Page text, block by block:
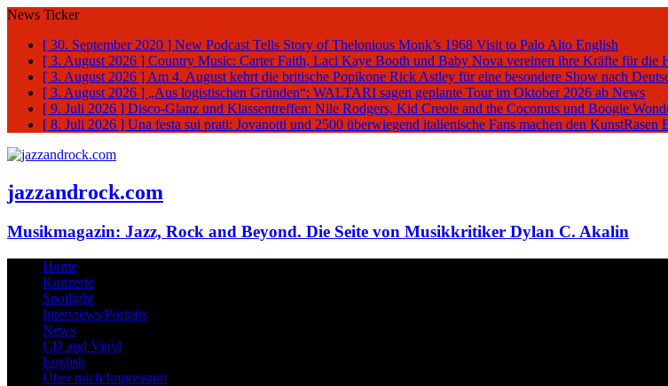
News Ticker
[ 30. September 2020 ] New Podcast Tells Story of Thelonious Monk’s 1968 Visit to Palo Alto English
[ 3. August 2026 ] Country Music: Carter Faith, Laci Kaye Booth und Baby Nova vereinen ihre Kräfte für die
[ 3. August 2026 ] Am 4. August kehrt die britische Popikone Rick Astley für eine besondere Show nach
[ 3. August 2026 ] „Aus logistischen Gründen“: WALTARI sagen geplante Tour im Oktober 2026 ab News
[ 9. Juli 2026 ] Disco-Glanz und Klassentreffen: Nile Rodgers, Kid Creole and the Coconuts und Boogie
[ 8. Juli 2026 ] Una festa sui prati: Jovanotti und 2500 überwiegend italienische Fans machen den KunstRasen
jazzandrock.com
Musikmagazin: Jazz, Rock and Beyond. Die Seite von Musikkritiker Dylan C. Akalin
Home
Konzerte
Spotlight
Interviews/Porträts
News
CD and Vinyl
English
Über mich/Impressum